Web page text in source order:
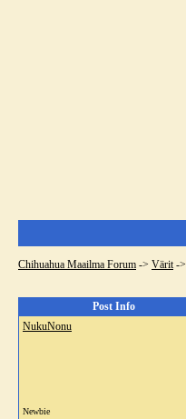
Chihuahua Maailma Forum -> Värit->
Post Info
NukuNonu
Newbie